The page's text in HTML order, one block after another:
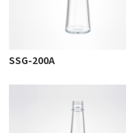
SSG-200A